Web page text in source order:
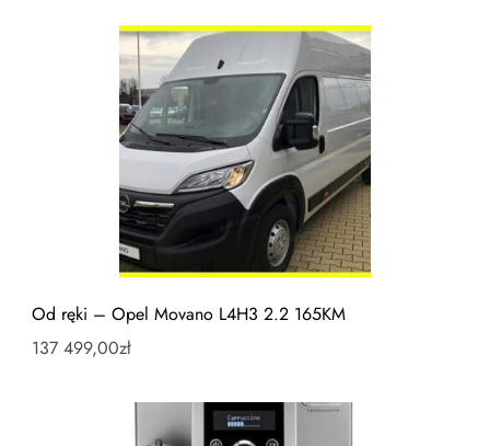
Od ręki – Opel Movano L4H3 2.2 165KM
137 499,00zł